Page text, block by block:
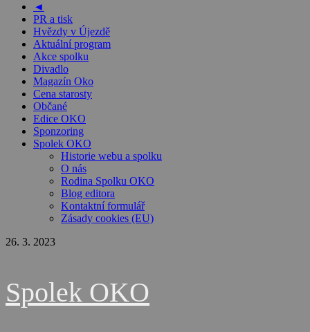
◄
PR a tisk
Hvězdy v Újezdě
Aktuální program
Akce spolku
Divadlo
Magazín Oko
Cena starosty
Občané
Edice OKO
Sponzoring
Spolek OKO
Historie webu a spolku
O nás
Rodina Spolku OKO
Blog editora
Kontaktní formulář
Zásady cookies (EU)
26. 3. 2023
Spolek OKO